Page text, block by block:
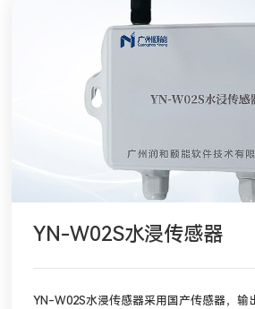
YN-W02S水浸传感器
YN-W02S水浸传感器采用国产传感器，输